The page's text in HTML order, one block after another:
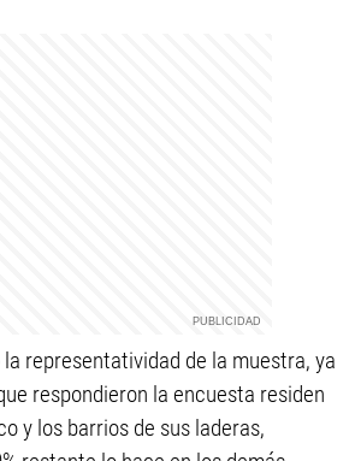
representatividad de la muestra, ya
respondieron la encuesta residen
y los barrios de sus laderas,